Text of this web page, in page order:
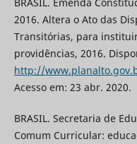
2016. Altera o Ato das
Transitórias, para
providências, 2016.
http://
Acesso em: 23 abr. 2020.
BRASIL. Secretaria de
Comum Curricular: